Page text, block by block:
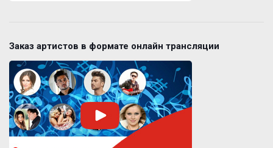
Заказ артистов в формате онлайн трансляции